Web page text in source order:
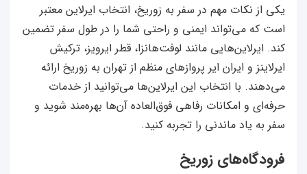
یکی از نکات مهم در سفر به زوریخ، انتخاب ایرلاین معتبر
است که می‌تواند ایمنی و راحتی شما را در طول سفر تضمین
کند. ایرلاین‌هایی مانند لوفت‌هانزا، قطر ایرویز، ترکیش
ایرلاینز و ایران ایر پروازهای منظم از تهران به زوریخ ارائه
می‌دهند. با انتخاب این ایرلاین‌ها می‌توانید از خدمات
حرفه‌ای و امکانات رفاهی فوق‌العاده آن‌ها بهره‌مند شوید و
سفر به یاد ماندنی را تجربه کنید.
فرودگاه‌های زوریخ